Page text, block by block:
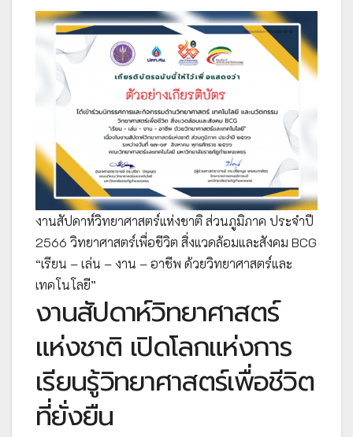
งานสัปดาห์วิทยาศาสตร์แห่งชาติ ส่วนภูมิภาค ประจำปี
2566 วิทยาศาสตร์เพื่อชีวิต สิ่งแวดล้อมและสังคม BCG
“เรียน – เล่น – งาน – อาชีพ ด้วยวิทยาศาสตร์และ
เทคโนโลยี”
งานสัปดาห์วิทยาศาสตร์
แห่งชาติ เปิดโลกแห่งการ
เรียนรู้วิทยาศาสตร์เพื่อชีวิต
ที่ยั่งยืน